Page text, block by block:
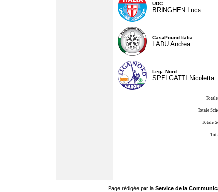
UDC
BRINGHEN Luca
CasaPound Italia
LADU Andrea
Lega Nord
SPELGATTI Nicoletta
Totale
Totale
Page rédigée par la Service de la